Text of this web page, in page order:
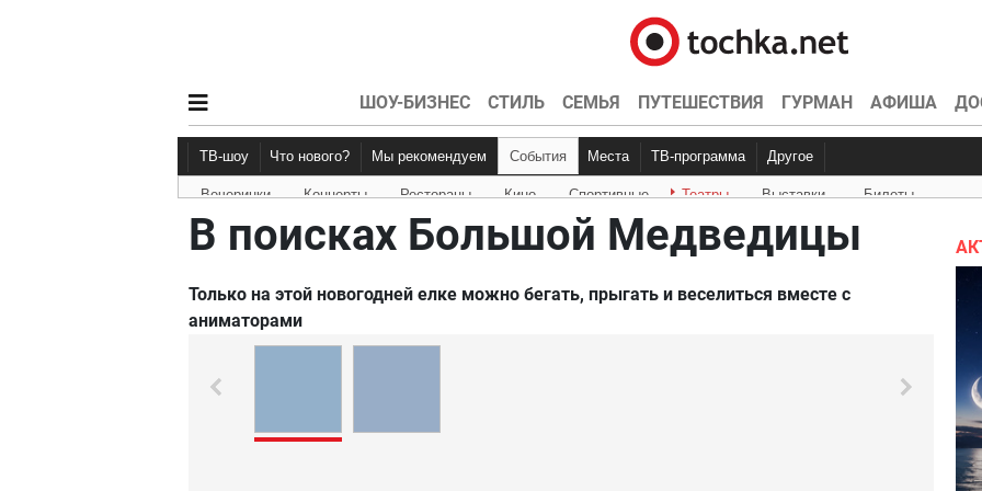
ШОУ-БИЗНЕС СТИЛЬ СЕМЬЯ ПУТЕШЕСТВИЯ ГУРМАН АФИША
ТВ-шоу Что нового?
Новости афиши Рецензии Куда пойти Точка контроля Интервью Эксклюзив
Мы рекомендуем События Места ТВ-программа Другое
Конкурсы Видео
Вечеринки Концерты Рестораны Кино Спортивные Театры Выставки Билеты
В поисках Большой Медведицы
Только на этой новогодней елке можно бегать, прыгать и веселиться вместе с
аниматорами